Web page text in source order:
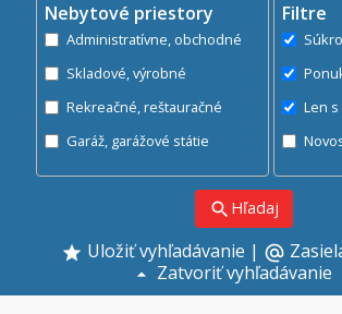
Nebytové priestory
Administratívne, obchodné
Skladové, výrobné
Rekreačné, reštauračné
Garáž, garážové státie
Filtre
search Hľadaj
Uložiť vyhľadávanie | alternate_email
Zatvoriť vyhľadávanie